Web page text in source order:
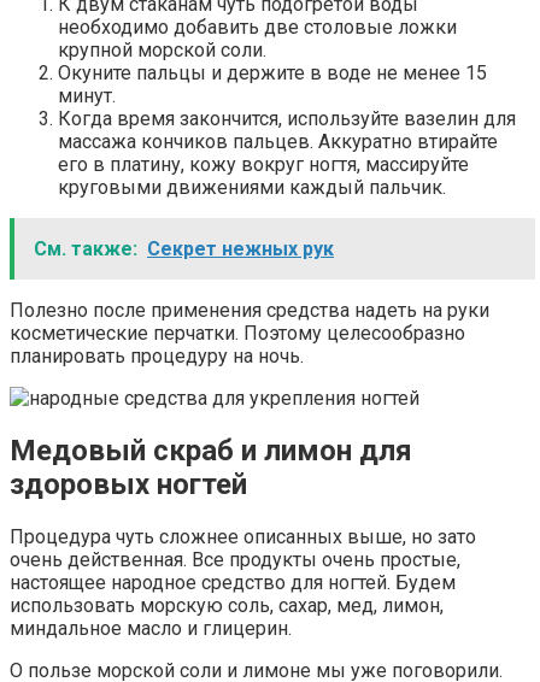
К двум стаканам чуть подогретой воды
необходимо добавить две столовые ложки
крупной морской соли.
Окуните пальцы и держите в воде не менее 15
минут.
Когда время закончится, используйте вазелин для
массажа кончиков пальцев. Аккуратно втирайте
его в платину, кожу вокруг ногтя, массируйте
круговыми движениями каждый пальчик.
См. также: Секрет нежных рук
Полезно после применения средства надеть на руки
косметические перчатки. Поэтому целесообразно
планировать процедуру на ночь.
Медовый скраб и лимон для
здоровых ногтей
Процедура чуть сложнее описанных выше, но зато
очень действенная. Все продукты очень простые,
настоящее народное средство для ногтей. Будем
использовать морскую соль, сахар, мед, лимон,
миндальное масло и глицерин.
О пользе морской соли и лимоне мы уже поговорили.